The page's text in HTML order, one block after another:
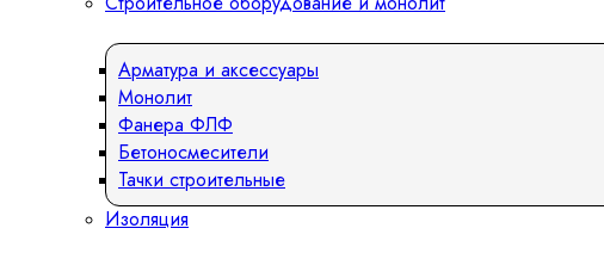
Арматура и аксессуары
Монолит
Фанера ФЛФ
Бетоносмесители
Тачки строительные
Изоляция